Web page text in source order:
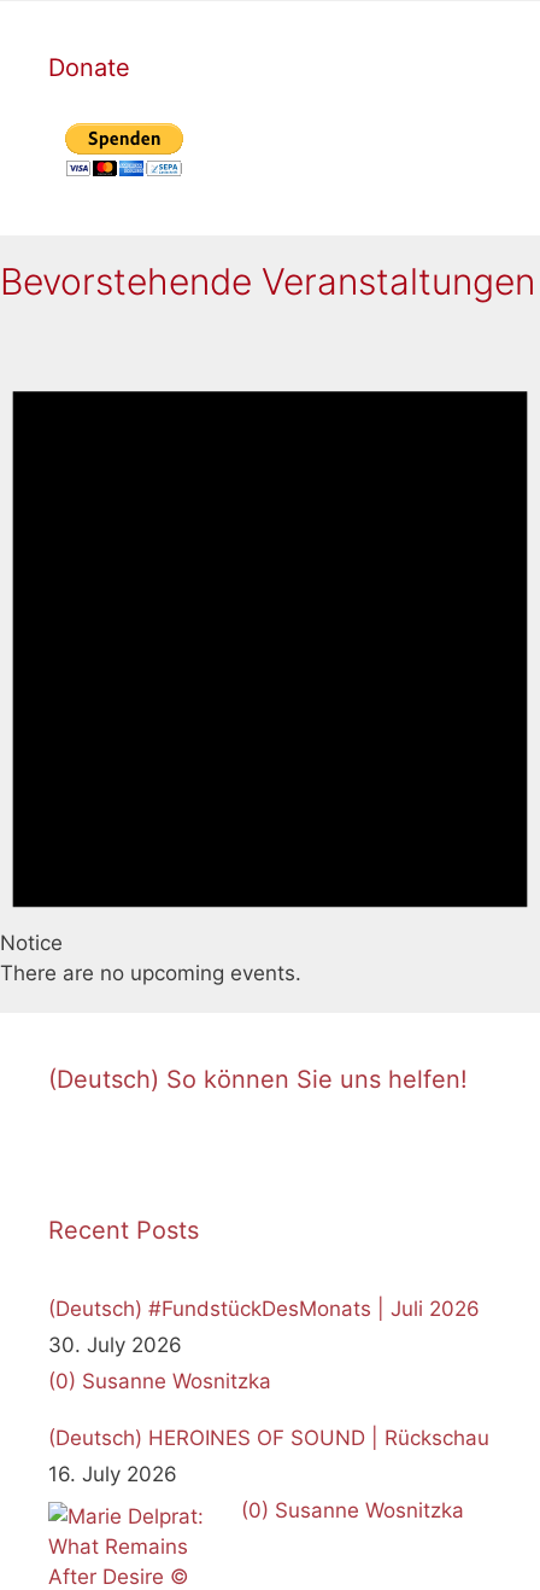
Donate
Bevorstehende Veranstaltungen
Notice
There are no upcoming events.
(Deutsch) So können Sie uns helfen!
Recent Posts
(Deutsch) #FundstückDesMonats | Juli 2026
30. July 2026
(0) Susanne Wosnitzka
(Deutsch) HEROINES OF SOUND | Rückschau
16. July 2026
(0) Susanne Wosnitzka